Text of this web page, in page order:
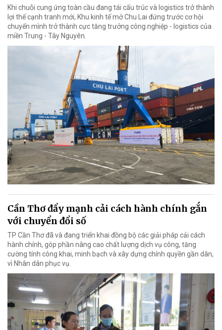
Khi chuỗi cung ứng toàn cầu đang tái cấu trúc và logistics trở thành
lợi thế cạnh tranh mới, Khu kinh tế mở Chu Lai đứng trước cơ hội
chuyển mình trở thành cực tăng trưởng công nghiệp - logistics của
miền Trung - Tây Nguyên.
Cần Thơ đẩy mạnh cải cách hành chính gắn
với chuyển đổi số
TP Cần Thơ đã và đang triển khai đồng bộ các giải pháp cải cách
hành chính, góp phần nâng cao chất lượng dịch vụ công, tăng
cường tính công khai, minh bạch và xây dựng chính quyền gần dân,
vì Nhân dân phục vụ.